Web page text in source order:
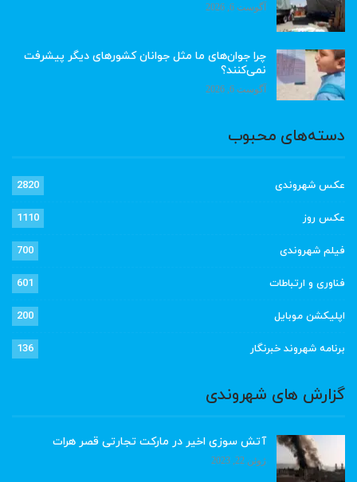
آگوست 6, 2026
چرا جوان‌های ما مثل جوانان کشورهای دیگر پیشرفت
نمی‌کنند؟
آگوست 6, 2026
دسته‌های محبوب
عکس شهروندی 2820
عکس روز 1110
فیلم شهروندی 700
فناوری و ارتباطات 601
اپلیکشن موبایل 200
برنامه شهروند خبرنگار 136
گزارش های شهروندی
آتش سوزی اخیر در مارکت تجارتی قصر هرات
ژوئن 22, 2023